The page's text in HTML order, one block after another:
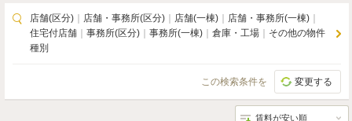
店舗(区分) 店舗・事務所(区分) 店舗(一棟) 店舗・事務所(一棟)
住宅付店舗
事務所(区分) 事務所(一棟) 倉庫・工場
その他の物件
種別
この検索条件を 変更する